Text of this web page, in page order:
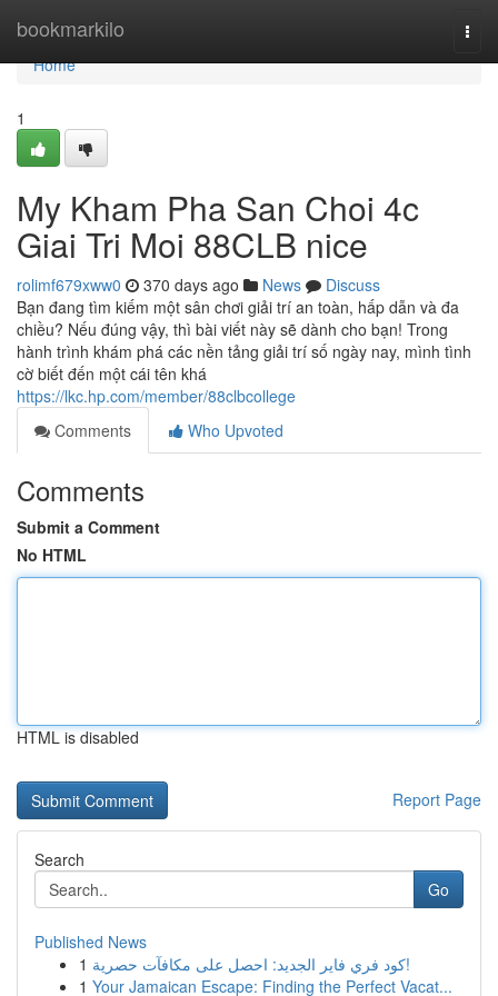
bookmarkilo
Home
Home
1
My Kham Pha San Choi 4c
Giai Tri Moi 88CLB nice
rolimf679xww0 370 days ago News
Discuss
Bạn đang tìm kiếm một sân chơi giải trí an toàn, hấp dẫn và đa
chiều? Nếu đúng vậy, thì bài viết này sẽ dành cho bạn! Trong
hành trình khám phá các nền tảng giải trí số ngày nay, mình tình
cờ biết đến một cái tên khá
https://lkc.hp.com/member/88clbcollege
Comments
Who Upvoted
Comments
Submit a Comment
No HTML
HTML is disabled
Report Page
Search
Go
Published News
1
كود فري فاير الجديد: احصل على مكافآت حصرية!
1 Your Jamaican Escape: Finding the Perfect Vacat...